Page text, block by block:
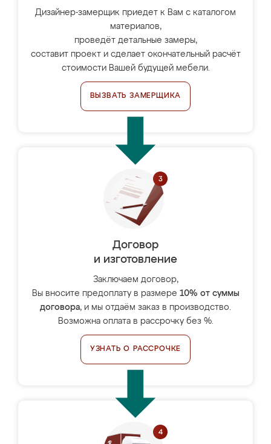
Дизайнер-замерщик приедет к Вам с каталогом
материалов,
проведёт детальные замеры,
составит проект и сделает окончательный расчёт
стоимости Вашей будущей мебели.
ВЫЗВАТЬ ЗАМЕРЩИКА
Договор
и изготовление
Заключаем договор,
Вы вносите предоплату в размере 10% от суммы
договора, и мы отдаём заказ в производство.
Возможна оплата в рассрочку без %.
УЗНАТЬ О РАССРОЧКЕ